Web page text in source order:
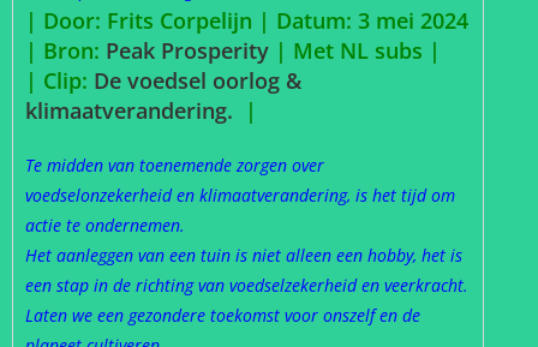
| Door: Frits Corpelijn | Datum: 3 mei 2024
| Bron: Peak Prosperity | Met NL subs |
| Clip: De voedsel oorlog &
klimaatverandering.
|
Te midden van toenemende zorgen over
voedselonzekerheid en klimaatverandering, is het tijd om
actie te ondernemen.
Het aanleggen van een tuin is niet alleen een hobby, het is
een stap in de richting van voedselzekerheid en veerkracht.
Laten we een gezondere toekomst voor onszelf en de